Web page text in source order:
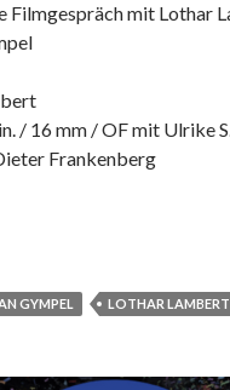
Filmgespräch mit Lothar
/ 16 mm / OF mit Ulrike
Frankenberg
GYMPEL LOTHAR LAMBERT